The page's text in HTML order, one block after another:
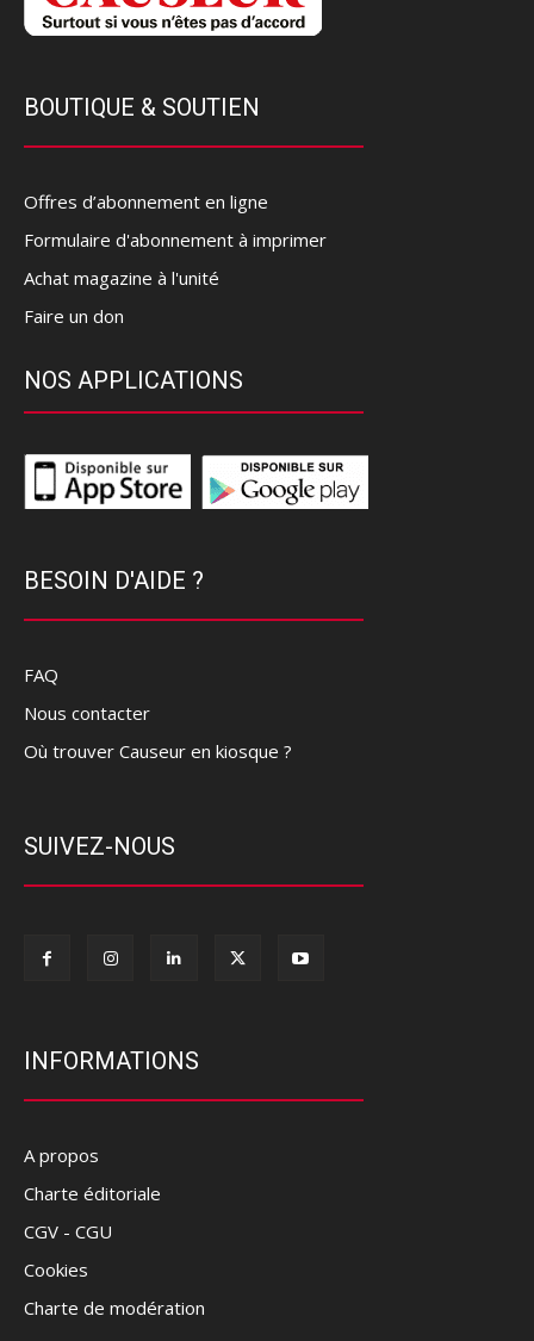
BOUTIQUE & SOUTIEN
Offres d’abonnement en ligne
Formulaire d'abonnement à imprimer
Achat magazine à l'unité
Faire un don
NOS APPLICATIONS
BESOIN D'AIDE ?
FAQ
Nous contacter
Où trouver Causeur en kiosque ?
SUIVEZ-NOUS
INFORMATIONS
A propos
Charte éditoriale
CGV - CGU
Cookies
Charte de modération